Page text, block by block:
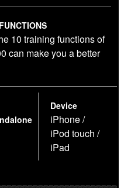
10 training functions of
can make you a better
Device
iPhone /
iPod touch /
iPad